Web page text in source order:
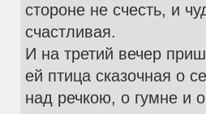
стороне не счесть, и
счастливая.
И на третий вечер
ей птица сказочная о
над речкою, о гумне и